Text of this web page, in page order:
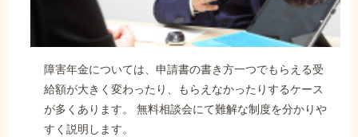
障害年金については、申請書の書き方一つでもらえる受
給額が大きく変わったり、もらえなかったりするケース
が多くあります。 無料相談会にて難解な制度を分かりや
すく説明します。